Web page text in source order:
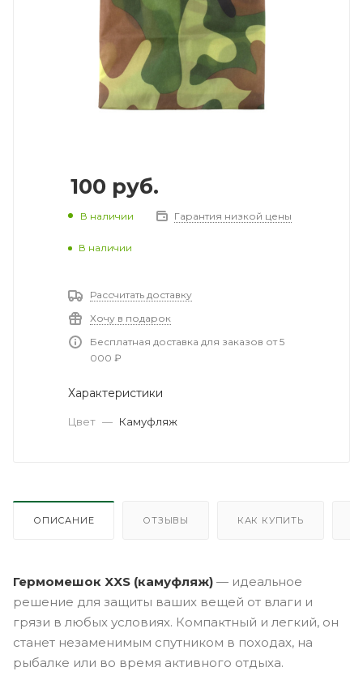
100 руб.
В наличии Гарантия низкой цены
В наличии
Рассчитать доставку
Хочу в подарок
Бесплатная доставка для заказов от 5
000 ₽
Характеристики
Цвет — Камуфляж
ОПИСАНИЕ ОТЗЫВЫ КАК КУПИТЬ
Гермомешок XXS (камуфляж) — идеальное
решение для защиты ваших вещей от влаги и
грязи в любых условиях. Компактный и легкий, он
станет незаменимым спутником в походах, на
рыбалке или во время активного отдыха.